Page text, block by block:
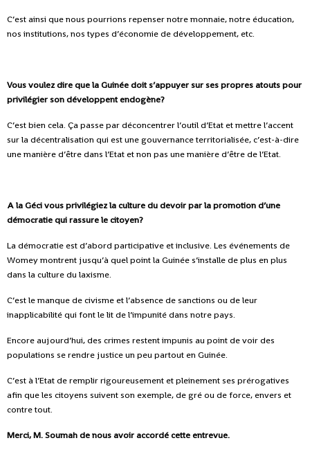
C’est ainsi que nous pourrions repenser notre monnaie, notre éducation,
nos institutions, nos types d’économie de développement, etc.
Vous voulez dire que la Guinée doit s’appuyer sur ses propres atouts pour
privilégier son développent endogène?
C’est bien cela. Ça passe par déconcentrer l’outil d’Etat et mettre l’accent
sur la décentralisation qui est une gouvernance territorialisée, c’est-à-dire
une manière d’être dans l’Etat et non pas une manière d’être de l’Etat.
A la Géci vous privilégiez la culture du devoir par la promotion d’une
démocratie qui rassure le citoyen?
La démocratie est d’abord participative et inclusive. Les événements de
Womey montrent jusqu’à quel point la Guinée s’installe de plus en plus
dans la culture du laxisme.
C’est le manque de civisme et l’absence de sanctions ou de leur
inapplicabilité qui font le lit de l’impunité dans notre pays.
Encore aujourd’hui, des crimes restent impunis au point de voir des
populations se rendre justice un peu partout en Guinée.
C’est à l’Etat de remplir rigoureusement et pleinement ses prérogatives
afin que les citoyens suivent son exemple, de gré ou de force, envers et
contre tout.
Merci, M. Soumah de nous avoir accordé cette entrevue.